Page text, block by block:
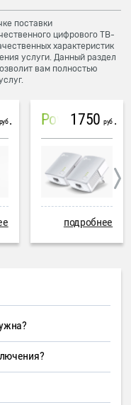
поставки
цифрового ТВ-
характеристик
услуги. Данный раздел
вам полностью
PowerLine Tenda PH6
руб PowerLine TP-Link AV600
1750 руб
подробнее